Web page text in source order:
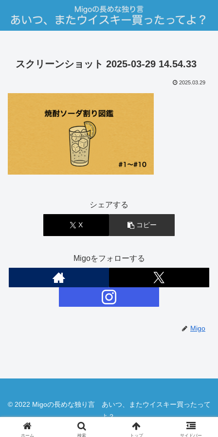
スクリーンショット 2025-03-29 14.54.33
2025.03.29
シェアする
X コピー
Migoをフォローする
Migo
© 2022 Migoの長めな独り言 あいつ、またウイスキー買ったって
よ？.
ホーム 検索 トップ サイドバー